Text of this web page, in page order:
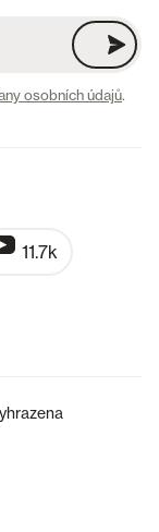
osobních údajů.
11.7k